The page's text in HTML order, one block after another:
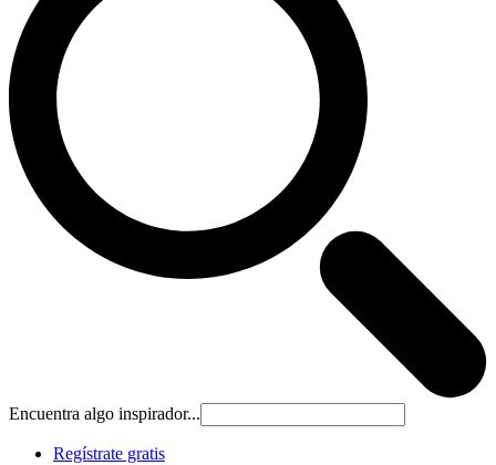
Encuentra algo inspirador...
Regístrate gratis